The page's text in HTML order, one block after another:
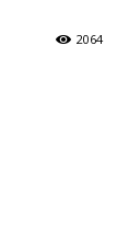
2064